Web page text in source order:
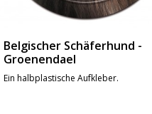
Belgischer Schäferhund -
Groenendael
Ein halbplastische Aufkleber.